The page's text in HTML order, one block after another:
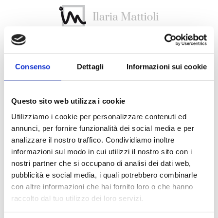
Consenso Dettagli Informazioni sui cookie
Questo sito web utilizza i cookie
Utilizziamo i cookie per personalizzare contenuti ed
annunci, per fornire funzionalità dei social media e per
analizzare il nostro traffico. Condividiamo inoltre
informazioni sul modo in cui utilizzi il nostro sito con i
nostri partner che si occupano di analisi dei dati web,
pubblicità e social media, i quali potrebbero combinarle
con altre informazioni che hai fornito loro o che hanno
raccolto dal tuo utilizzo dei loro servizi.
Area Riservata
Email
Password